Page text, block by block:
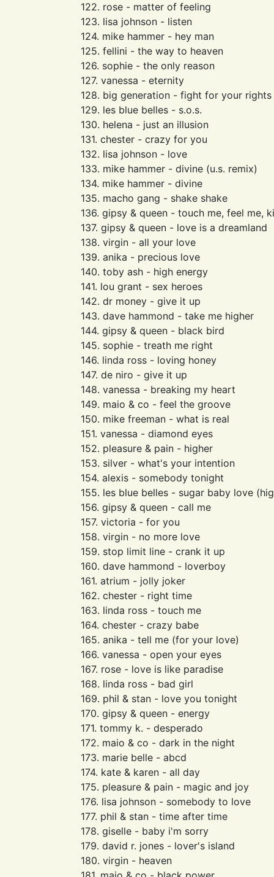
122. rose - matter of feeling
123. lisa johnson - listen
124. mike hammer - hey man
125. fellini - the way to heaven
126. sophie - the only reason
127. vanessa - eternity
128. big generation - fight for your rights
129. les blue belles - s.o.s.
130. helena - just an illusion
131. chester - crazy for you
132. lisa johnson - love
133. mike hammer - divine (u.s. remix)
134. mike hammer - divine
135. macho gang - shake shake
136. gipsy & queen - touch me, feel me,
137. gipsy & queen - love is a dreamland
138. virgin - all your love
139. anika - precious love
140. toby ash - high energy
141. lou grant - sex heroes
142. dr money - give it up
143. dave hammond - take me higher
144. gipsy & queen - black bird
145. sophie - treath me right
146. linda ross - loving honey
147. de niro - give it up
148. vanessa - breaking my heart
149. maio & co - feel the groove
150. mike freeman - what is real
151. vanessa - diamond eyes
152. pleasure & pain - higher
153. silver - what's your intention
154. alexis - somebody tonight
155. les blue belles - sugar baby love
156. gipsy & queen - call me
157. victoria - for you
158. virgin - no more love
159. stop limit line - crank it up
160. dave hammond - loverboy
161. atrium - jolly joker
162. chester - right time
163. linda ross - touch me
164. chester - crazy babe
165. anika - tell me (for your love)
166. vanessa - open your eyes
167. rose - love is like paradise
168. linda ross - bad girl
169. phil & stan - love you tonight
170. gipsy & queen - energy
171. tommy k. - desperado
172. maio & co - dark in the night
173. marie belle - abcd
174. kate & karen - all day
175. pleasure & pain - magic and joy
176. lisa johnson - somebody to love
177. phil & stan - time after time
178. giselle - baby i'm sorry
179. david r. jones - lover's island
180. virgin - heaven